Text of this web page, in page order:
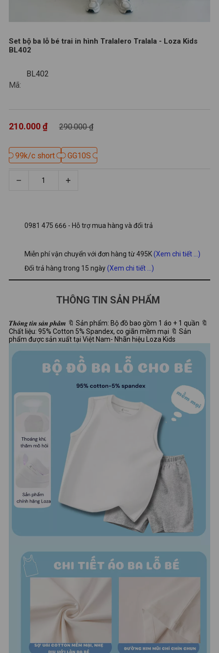
Set bộ ba lỗ bé trai in hình Tralalero Tralala - Loza Kids
BL402
Mã:
290.000 ₫
210.000 ₫
0981 475 666 - Hỗ trợ mua hàng và đổi trả
Miễn phí vận chuyển với đơn hàng từ 495K(Xem chi tiết ...)
Đổi trả hàng trong 15 ngày(Xem chi tiết ...)
BL402
99k/c short
99k/c short GG10S
GG10S
THÔNG TIN SẢN PHẨM
𝑻𝒉𝒐̂𝒏𝒈 𝒕𝒊𝒏 𝒔𝒂̉𝒏 𝒑𝒉𝒂̂̉𝒎 🔖 Sản phẩm: Bộ đồ bao gồm 1 áo + 1 quần 🔖
Chất liệu: 95% Cotton 5% Spandex, co giãn mềm mại 🔖 Sản
phẩm được sản xuất tại Việt Nam- Nhãn hiệu Loza Kids